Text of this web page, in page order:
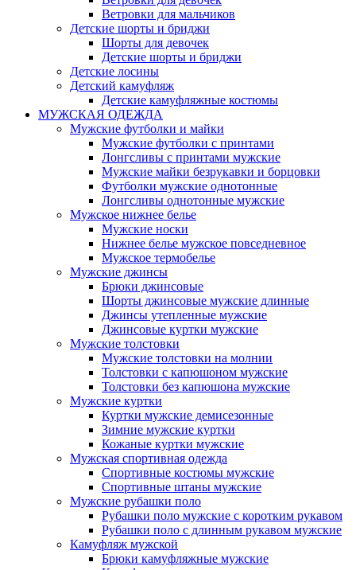
Ветровки для мальчиков
Детские шорты и бриджи
Шорты для девочек
Детские шорты и бриджи
Детские лосины
Детский камуфляж
Детские камуфляжные костюмы
МУЖСКАЯ ОДЕЖДА
Мужские футболки и майки
Мужские футболки с принтами
Лонгсливы с принтами мужские
Мужские майки безрукавки и борцовки
Футболки мужские однотонные
Лонгсливы однотонные мужские
Мужское нижнее белье
Мужские носки
Нижнее белье мужское повседневное
Мужское термобелье
Мужские джинсы
Брюки джинсовые
Шорты джинсовые мужские длинные
Джинсы утепленные мужские
Джинсовые куртки мужские
Мужские толстовки
Мужские толстовки на молнии
Толстовки с капюшоном мужские
Толстовки без капюшона мужские
Мужские куртки
Куртки мужские демисезонные
Зимние мужские куртки
Кожаные куртки мужские
Мужская спортивная одежда
Спортивные костюмы мужские
Спортивные штаны мужские
Мужские рубашки поло
Рубашки поло мужские с коротким рукавом
Рубашки поло с длинным рукавом мужские
Камуфляж мужской
Брюки камуфляжные мужские